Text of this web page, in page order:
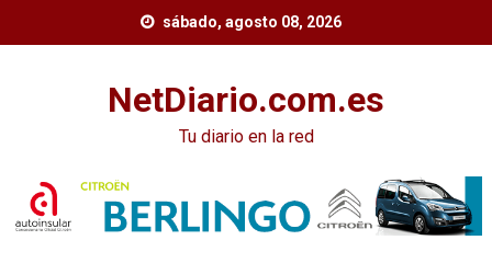
sábado, agosto 08, 2026
NetDiario.com.es
Tu diario en la red